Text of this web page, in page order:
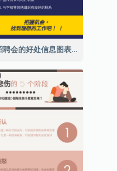
招聘会的好处信息图表